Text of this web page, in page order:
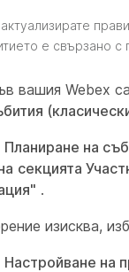
е свързано с
вашия Webex
Планиране на
секцията
.
изисква,
Настройване на